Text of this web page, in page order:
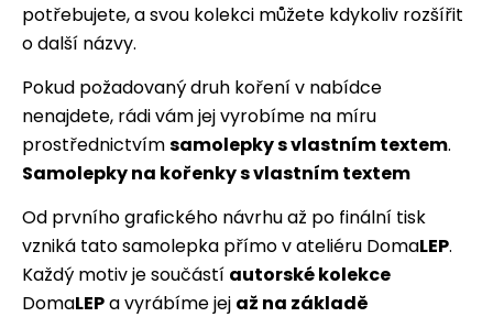
potřebujete, a svou kolekci můžete kdykoliv rozšířit
o další názvy.
Pokud požadovaný druh koření v nabídce
nenajdete, rádi vám jej vyrobíme na míru
prostřednictvímsamolepky s vlastním textem.
Samolepky na kořenky s vlastním textem
Od prvního grafického návrhu až po finální tisk
vzniká tato samolepka přímo v ateliéru DomaLEP.
Každý motiv je součástí autorské kolekce
DomaLEPa vyrábíme jej až na základě